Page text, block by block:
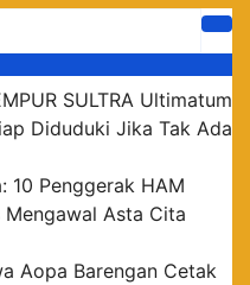
SULTRA Ultimatum
Diduduki Jika Tak Ada
10 Penggerak HAM
Mengawal Asta Cita
Aopa Barengan Cetak